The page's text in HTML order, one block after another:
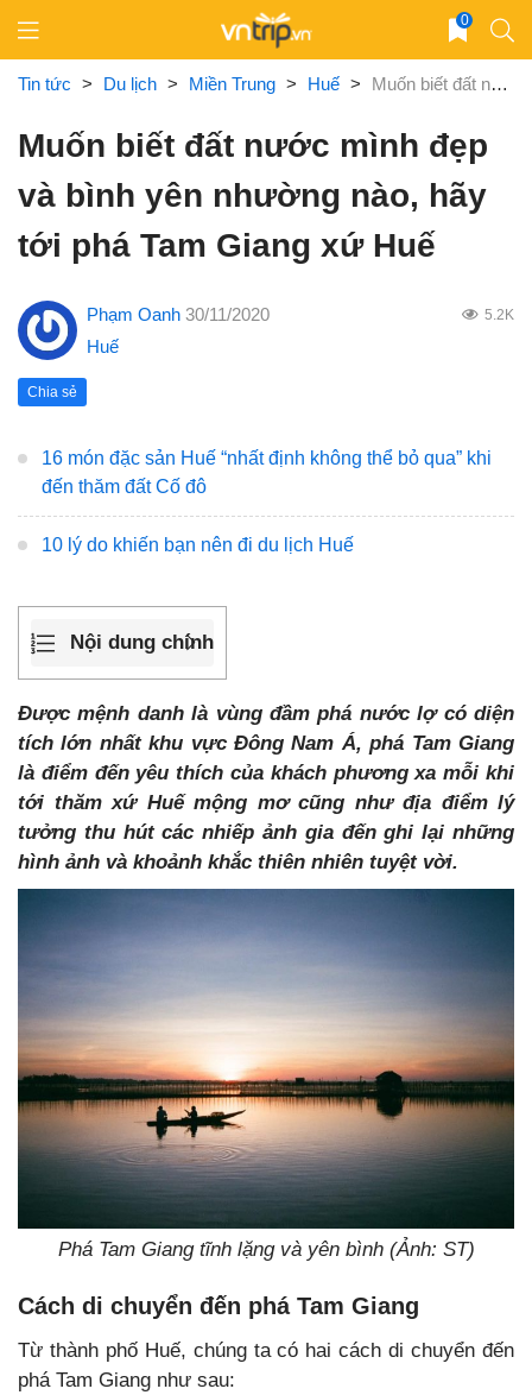
content
0
Tin tức > Du lịch > Miền Trung > Huế > Muốn biết đất nước mình đẹp và bình yên nhường nào, hãy tới phá Tam Giang xứ Huế
Muốn biết đất nước mình đẹp
và bình yên nhường nào, hãy
tới phá Tam Giang xứ Huế
Phạm Oanh 30/11/2020 5.2K
Huế
Chia sẻ
16 món đặc sản Huế “nhất định không thể bỏ qua” khi
đến thăm đất Cố đô
10 lý do khiến bạn nên đi du lịch Huế
Nội dung chính
Được mệnh danh là vùng đầm phá nước lợ có diện
tích lớn nhất khu vực Đông Nam Á, phá Tam Giang
là điểm đến yêu thích của khách phương xa mỗi khi
tới thăm xứ Huế mộng mơ cũng như địa điểm lý
tưởng thu hút các nhiếp ảnh gia đến ghi lại những
hình ảnh và khoảnh khắc thiên nhiên tuyệt vời.
Phá Tam Giang tĩnh lặng và yên bình (Ảnh: ST)
Cách di chuyển đến phá Tam Giang
Từ thành phố Huế, chúng ta có hai cách di chuyển đến
phá Tam Giang như sau: